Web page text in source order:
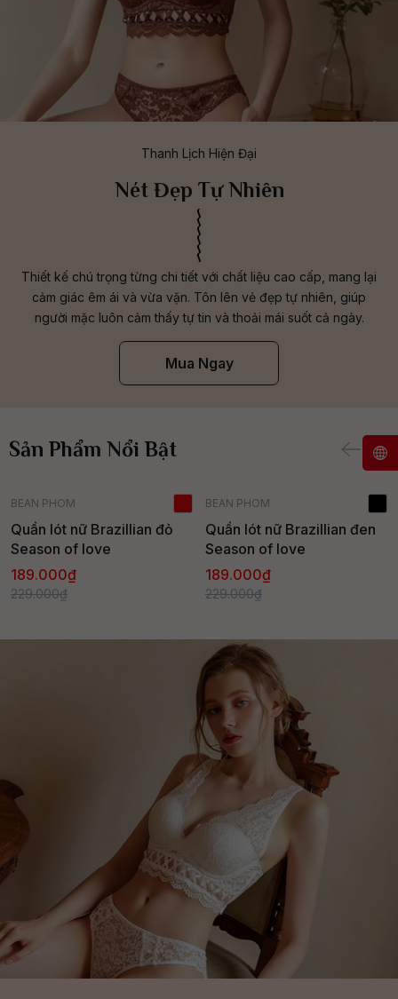
Thanh Lịch Hiện Đại
Nét Đẹp Tự Nhiên
Thiết kế chú trọng từng chi tiết với chất liệu cao cấp, mang lại
cảm giác êm ái và vừa vặn. Tôn lên vẻ đẹp tự nhiên, giúp
người mặc luôn cảm thấy tự tin và thoải mái suốt cả ngày.
Mua Ngay
Sản Phẩm Nổi Bật
- 17%
Hàng mới
Bán chạy
BEAN PHOM
Quần lót nữ Brazillian đỏ
Season of love
189.000₫
229.000₫
- 17%
Hàng mới
Bán chạy
BEAN PHOM
Quần lót nữ Brazillian đen
Season of love
189.000₫
229.000₫